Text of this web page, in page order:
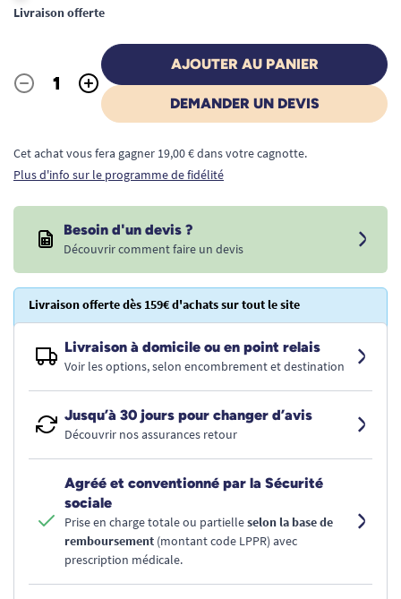
Livraison offerte
Quantité
- +
AJOUTER AU PANIER
DEMANDER UN DEVIS
Cet achat vous fera gagner 19,00 € dans votre cagnotte.
Plus d'info sur le programme de fidélité
Besoin d'un devis ?
Découvrir comment faire un devis
Livraison offerte dès 159€ d'achats sur tout le site
Livraison à domicile ou en point relais
Voir les options, selon encombrement et destination
Jusqu’à 30 jours pour changer d’avis
Découvrir nos assurances retour
Agréé et conventionné par la Sécurité
sociale
Prise en charge totale ou partielleselon la base de
remboursement (montant code LPPR) avec
prescription médicale.